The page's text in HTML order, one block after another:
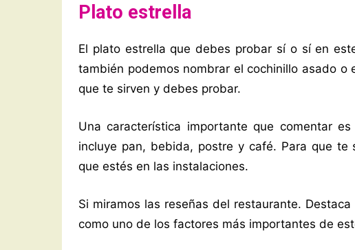
Plato estrella
El plato estrella que debes probar sí o sí en
también podemos nombrar el cochinillo asado
que te sirven y debes probar.
Una característica importante que comentar
incluye pan, bebida, postre y café. Para que
que estés en las instalaciones.
Si miramos las reseñas del restaurante.
como uno de los factores más importantes de